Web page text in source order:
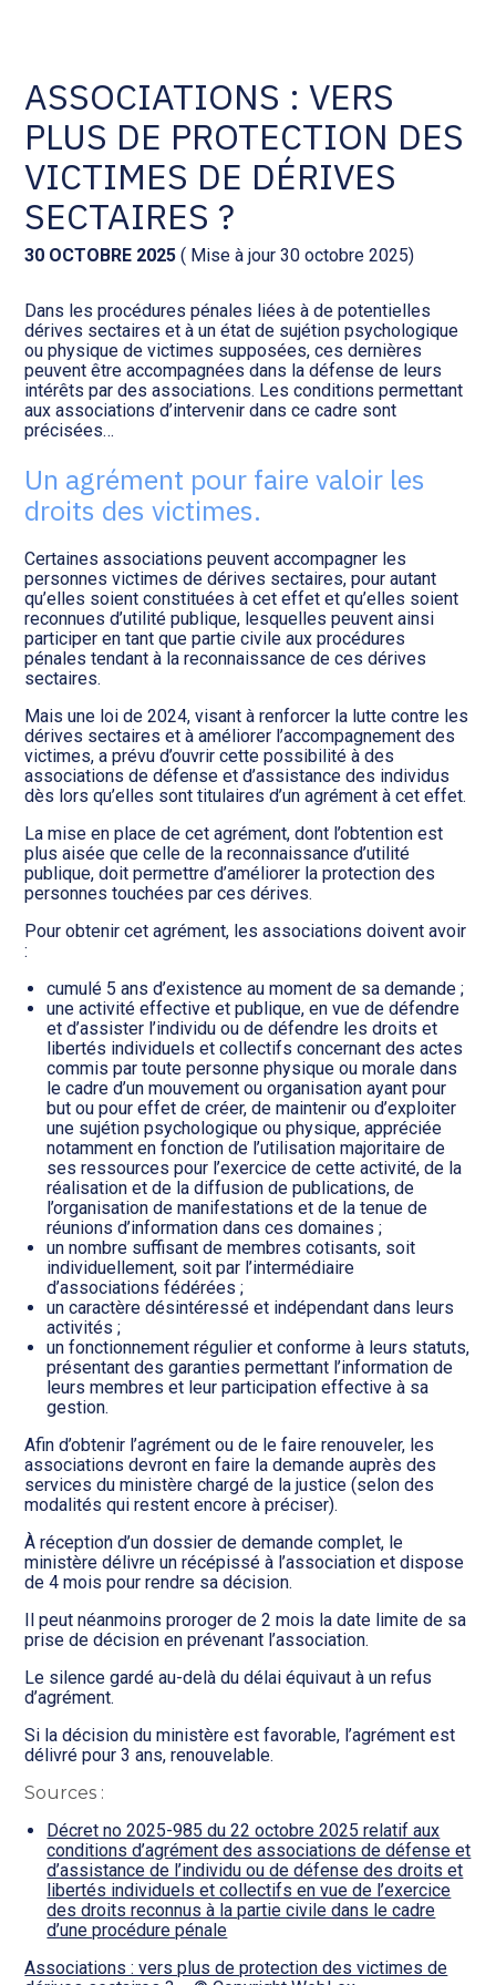
Social et ressources humaines
Assistance juridique
Pilotage d’entreprise
Audit légal
Gestion de patrimoine
Procédures collectives
Transition numérique
Tenue de votre comptabilité :
ACD
Facturation et pilotage :
EVOLIZ
Analyse et tableau de bord :
WAIBI
Gérer vos ressources
humaines : SILAE
ASSOCIATIONS : VERS
PLUS DE PROTECTION DES
VICTIMES DE DÉRIVES
SECTAIRES ?
30 OCTOBRE 2025 ( Mise à jour 30 octobre 2025)
Dans les procédures pénales liées à de potentielles
dérives sectaires et à un état de sujétion psychologique
ou physique de victimes supposées, ces dernières
peuvent être accompagnées dans la défense de leurs
intérêts par des associations. Les conditions permettant
aux associations d’intervenir dans ce cadre sont
précisées…
Un agrément pour faire valoir les
droits des victimes.
Certaines associations peuvent accompagner les
personnes victimes de dérives sectaires, pour autant
qu’elles soient constituées à cet effet et qu’elles soient
reconnues d’utilité publique, lesquelles peuvent ainsi
participer en tant que partie civile aux procédures
pénales tendant à la reconnaissance de ces dérives
sectaires.
Mais une loi de 2024, visant à renforcer la lutte contre les
dérives sectaires et à améliorer l’accompagnement des
victimes, a prévu d’ouvrir cette possibilité à des
associations de défense et d’assistance des individus
dès lors qu’elles sont titulaires d’un agrément à cet effet.
La mise en place de cet agrément, dont l’obtention est
plus aisée que celle de la reconnaissance d’utilité
publique, doit permettre d’améliorer la protection des
personnes touchées par ces dérives.
Pour obtenir cet agrément, les associations doivent avoir
:
cumulé 5 ans d’existence au moment de sa demande ;
une activité effective et publique, en vue de défendre
et d’assister l’individu ou de défendre les droits et
libertés individuels et collectifs concernant des actes
commis par toute personne physique ou morale dans
le cadre d’un mouvement ou organisation ayant pour
but ou pour effet de créer, de maintenir ou d’exploiter
une sujétion psychologique ou physique, appréciée
notamment en fonction de l’utilisation majoritaire de
ses ressources pour l’exercice de cette activité, de la
réalisation et de la diffusion de publications, de
l’organisation de manifestations et de la tenue de
réunions d’information dans ces domaines ;
un nombre suffisant de membres cotisants, soit
individuellement, soit par l’intermédiaire
d’associations fédérées ;
un caractère désintéressé et indépendant dans leurs
activités ;
un fonctionnement régulier et conforme à leurs statuts,
présentant des garanties permettant l’information de
leurs membres et leur participation effective à sa
gestion.
Afin d’obtenir l’agrément ou de le faire renouveler, les
associations devront en faire la demande auprès des
services du ministère chargé de la justice (selon des
modalités qui restent encore à préciser).
À réception d’un dossier de demande complet, le
ministère délivre un récépissé à l’association et dispose
de 4 mois pour rendre sa décision.
Il peut néanmoins proroger de 2 mois la date limite de sa
prise de décision en prévenant l’association.
Le silence gardé au-delà du délai équivaut à un refus
d’agrément.
Si la décision du ministère est favorable, l’agrément est
délivré pour 3 ans, renouvelable.
Sources :
Décret no 2025-985 du 22 octobre 2025 relatif aux
conditions d’agrément des associations de défense et
d’assistance de l’individu ou de défense des droits et
libertés individuels et collectifs en vue de l’exercice
des droits reconnus à la partie civile dans le cadre
d’une procédure pénale
Associations : vers plus de protection des victimes de